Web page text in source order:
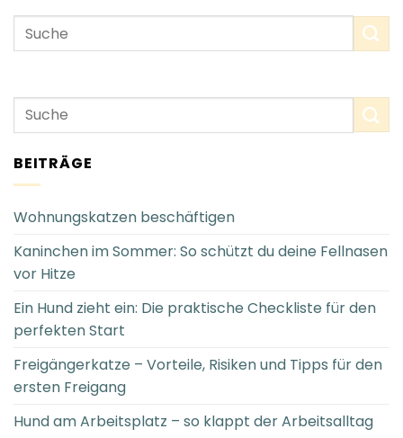
BEITRÄGE
Wohnungskatzen beschäftigen
Kaninchen im Sommer: So schützt du deine Fellnasen
vor Hitze
Ein Hund zieht ein: Die praktische Checkliste für den
perfekten Start
Freigängerkatze – Vorteile, Risiken und Tipps für den
ersten Freigang
Hund am Arbeitsplatz – so klappt der Arbeitsalltag